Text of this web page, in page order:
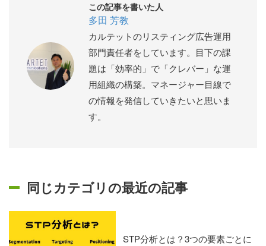
この記事を書いた人
多田 芳教
カルテットのリスティング広告運用
部門責任者をしています。目下の課
題は「効率的」で「クレバー」な運
用組織の構築。マネージャー目線で
の情報を発信していきたいと思いま
す。
同じカテゴリの最近の記事
STP分析とは？3つの要素ごとに